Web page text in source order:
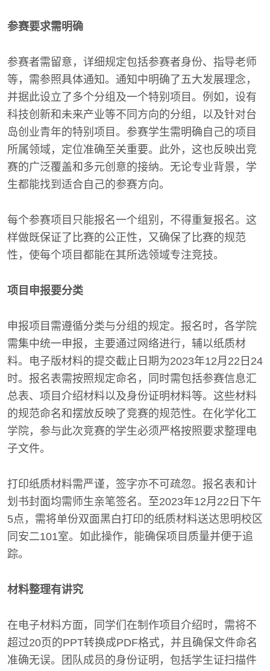
参赛要求需明确
参赛者需留意，详细规定包括参赛者身份、指导老师
等，需参照具体通知。通知中明确了五大发展理念，
并据此设立了多个分组及一个特别项目。例如，设有
科技创新和未来产业等不同方向的分组，以及针对台
岛创业青年的特别项目。参赛学生需明确自己的项目
所属领域，定位准确至关重要。此外，这也反映出竞
赛的广泛覆盖和多元创意的接纳。无论专业背景，学
生都能找到适合自己的参赛方向。
每个参赛项目只能报名一个组别，不得重复报名。这
样做既保证了比赛的公正性，又确保了比赛的规范
性，使每个项目都能在其所选领域专注竞技。
项目申报要分类
申报项目需遵循分类与分组的规定。报名时，各学院
需集中统一申报，主要通过网络进行，辅以纸质材
料。电子版材料的提交截止日期为2023年12月22日24
时。报名表需按照规定命名，同时需包括参赛信息汇
总表、项目介绍材料以及身份证明材料等。这些材料
的规范命名和摆放反映了竞赛的规范性。在化学化工
学院，参与此次竞赛的学生必须严格按照要求整理电
子文件。
打印纸质材料需严谨，签字亦不可疏忽。报名表和计
划书封面均需师生亲笔签名。至2023年12月22日下午
5点，需将单份双面黑白打印的纸质材料送达思明校区
同安二101室。如此操作，能确保项目质量并便于追
踪。
材料整理有讲究
在电子材料方面，同学们在制作项目介绍时，需将不
超过20页的PPT转换成PDF格式，并且确保文件命名
准确无误。团队成员的身份证明，包括学生证扫描件